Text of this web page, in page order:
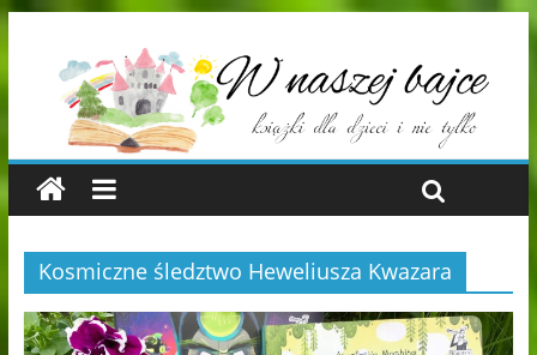
Kosmiczne śledztwo Heweliusza Kwazara